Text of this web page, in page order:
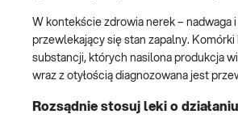
W kontekście zdrowia nerek – nadwaga
przewlekający się stan zapalny.
substancji, których nasilona produkcja
wraz z otyłością diagnozowana jest
Rozsądnie stosuj leki o